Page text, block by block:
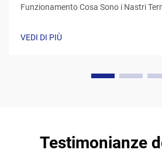
Funzionamento Cosa Sono i Nastri
da una base di poliestere ricoperta da
VEDI DI PIÙ
Testimonianze